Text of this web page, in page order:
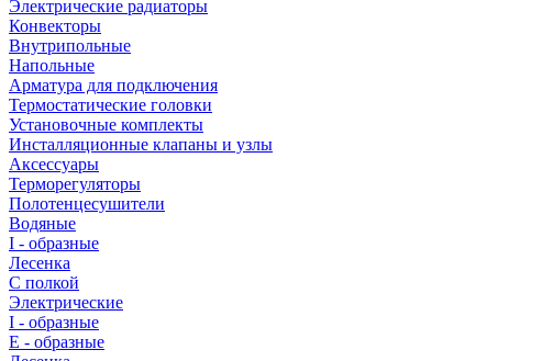
Электрические радиаторы
Конвекторы
Внутрипольные
Напольные
Арматура для подключения
Термостатические головки
Установочные комплекты
Инсталляционные клапаны и узлы
Аксессуары
Терморегуляторы
Полотенцесушители
Водяные
I - образные
Лесенка
С полкой
Электрические
I - образные
E - образные